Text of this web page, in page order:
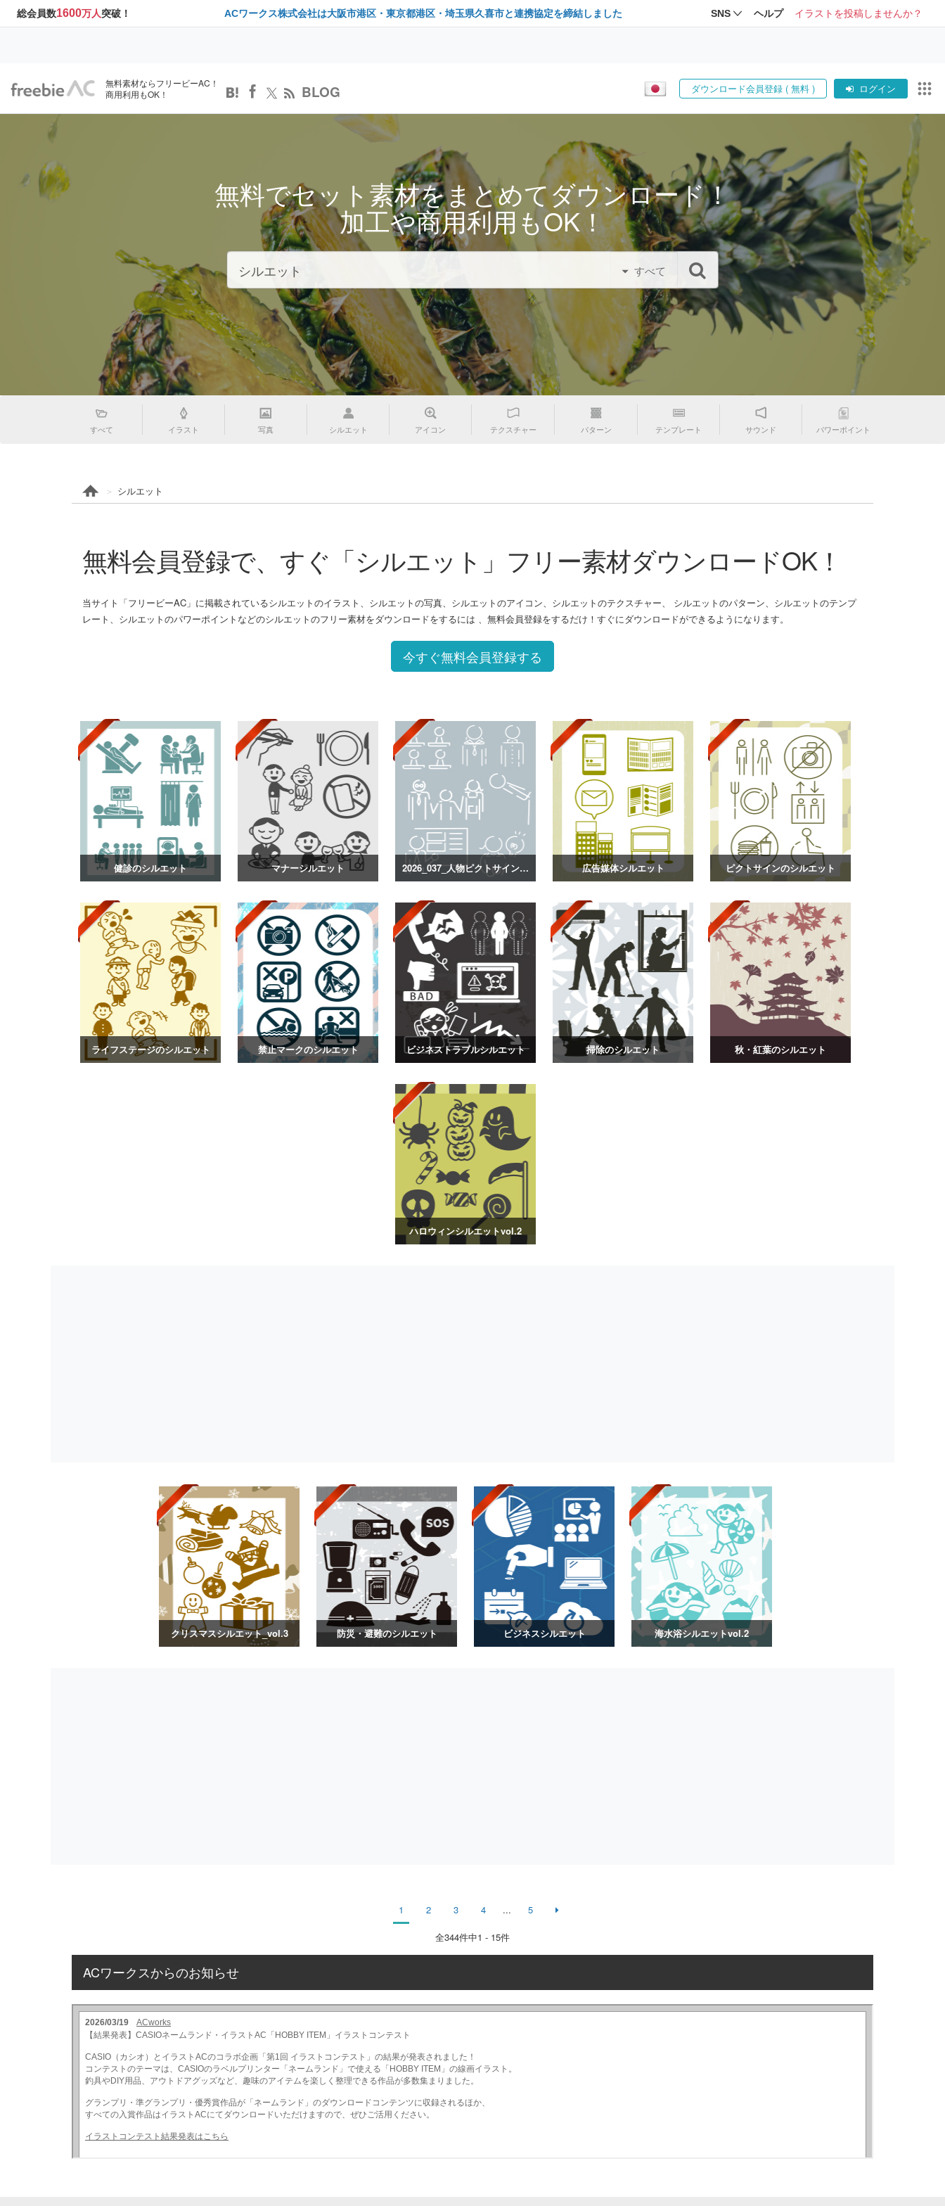
総会員数1600万人突破！ ACワークス株式会社は大阪市港区・東京都港区・埼玉県久喜市と連携協定を締結しました SNS ヘルプ イラストを投稿しませんか？
無料素材ならフリービーAC！
商用利用もOK！
BLOG ダウンロード会員登録 ( 無料 ) ログイン
無料でセット素材をまとめてダウンロード！
加工や商用利用もOK！
すべて
すべて イラスト 写真 シルエット アイコン テクスチャー パターン テンプレート サウンド パワーポイント
シルエット
無料会員登録で、すぐ「シルエット」フリー素材ダウンロードOK！
当サイト「フリービーAC」に掲載されているシルエットのイラスト、シルエットの写真、シルエットのアイコン、シルエットのテクスチャー、 シルエットのパターン、シルエットのテンプ
レート、シルエットのパワーポイントなどのシルエットのフリー素材をダウンロードをするには 、無料会員登録をするだけ！すぐにダウンロードができるようになります。
今すぐ無料会員登録する
健診のシルエット マナーシルエット 2026_037_人物ピクトサインシルエット 広告媒体シルエット ピクトサインのシルエット
ライフステージのシルエット 禁止マークのシルエット ビジネストラブルシルエット 掃除のシルエット 秋・紅葉のシルエット
ハロウィンシルエットvol.2
クリスマスシルエット_vol.3 防災・避難のシルエット ビジネスシルエット 海水浴シルエットvol.2
1 2 3 4 ... 5
全344件中1 - 15件
ACワークスからのお知らせ